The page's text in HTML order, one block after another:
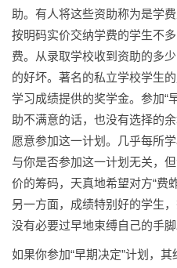
助。有人将这些资助称为是学
按明码实价交纳学费的学生不
费。从录取学校收到资助的多
的好坏。著名的私立学校学生
学习成绩提供的奖学金。参加“
助不满意的话，也没有选择的
愿意参加这一计划。几乎每所
与你是否参加这一计划无关，
价的筹码，天真地希望对方“费
另一方面，成绩特别好的学生
没有必要过早地束缚自己的手脚
如果你参加“早期决定”计划，